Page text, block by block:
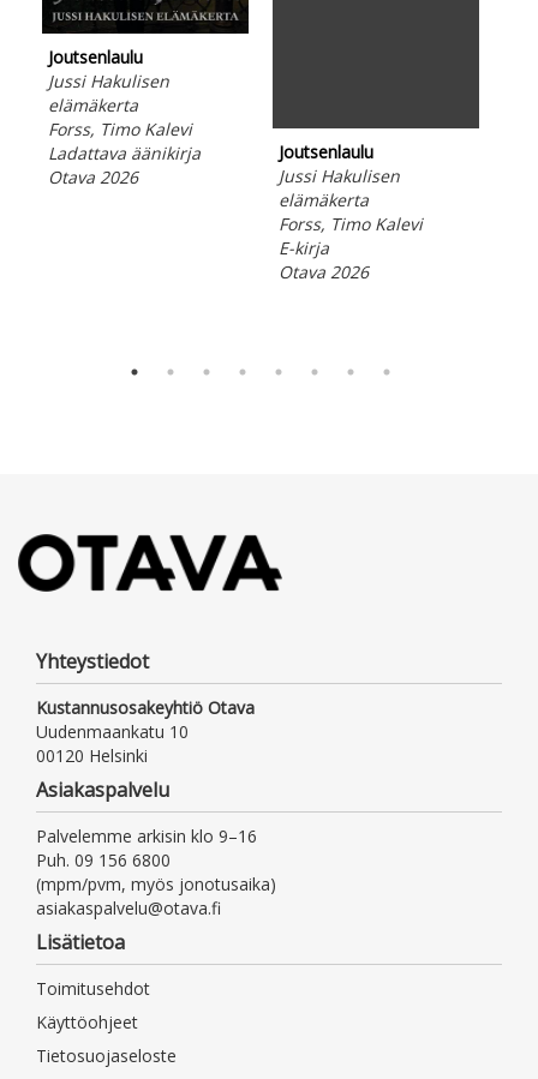
Joutsenlaulu
Jussi Hakulisen
elämäkerta
Forss, Timo Kalevi
Ladattava äänikirja
Otava 2026
Joutsenlaulu
Jussi Hakulisen
elämäkerta
Forss, Timo Kalevi
E-kirja
Otava 2026
Yhteystiedot
Kustannusosakeyhtiö Otava
Uudenmaankatu 10
00120 Helsinki
Asiakaspalvelu
Palvelemme arkisin klo 9–16
Puh. 09 156 6800
(mpm/pvm, myös jonotusaika)
asiakaspalvelu@otava.fi
Lisätietoa
Toimitusehdot
Käyttöohjeet
Tietosuojaseloste